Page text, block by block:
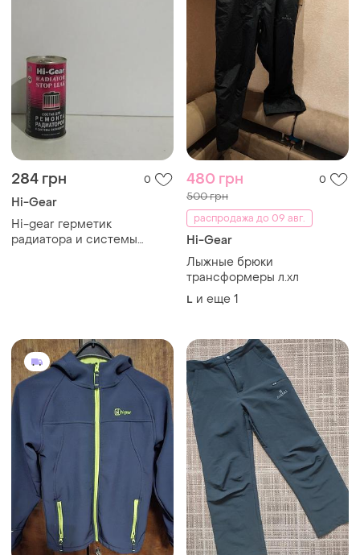
284 грн 0
Hi-Gear
Hi-gear герметик
радиатора и системы
480 грн 0
500 грн
распродажа до 09 авг.
Hi-Gear
Лыжные брюки
трансформеры л.хл
L и еще 1